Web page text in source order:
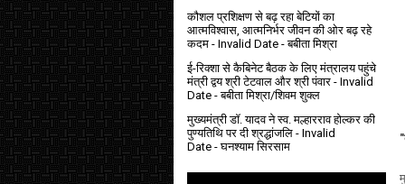
कौशल प्रशिक्षण से बढ़ रहा बेटियों का
आत्मविश्वास, आत्मनिर्भर जीवन की ओर बढ़ रहे
कदम - Invalid Date - बबीता मिश्रा
ई-रिक्शा से कैबिनेट बैठक के लिए मंत्रालय पहुंचे
मंत्री द्वय श्री टेटवाल और श्री पंवार - Invalid
Date - बबीता मिश्रा/शिवम शुक्ल
मुख्यमंत्री डॉ. यादव ने स्व. मल्हारराव होल्कर की
पुण्यतिथि पर दी श्रद्धांजलि - Invalid
Date - घनश्याम सिरसाम